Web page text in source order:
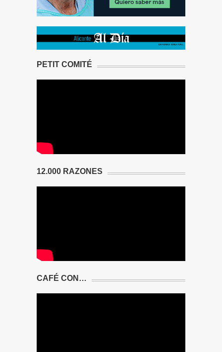
PETIT COMITÉ
12.000 RAZONES
CAFÉ CON…